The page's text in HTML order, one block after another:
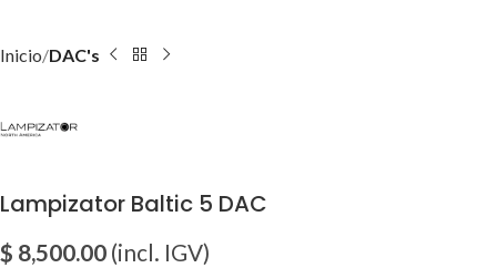
Inicio DAC's
Lampizator Baltic 5 DAC
$ 8,500.00 (incl. IGV)